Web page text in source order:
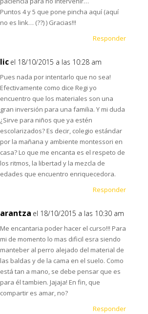
Puntos 4 y 5 que pone pincha aquí (aquí
no es link… (??) ) Gracias!!!
Responder
lic el 18/10/2015 a las 10:28 am
Pues nada por intentarlo que no sea!
Efectivamente como dice Regi yo
encuentro que los materiales son una
gran inversión para una familia. Y mi duda
¿Sirve para niños que ya estén
escolarizados? Es decir, colegio estándar
por la mañana y ambiente montessori en
casa? Lo que me encanta es el respeto de
los ritmos, la libertad y la mezcla de
edades que encuentro enriquecedora.
Responder
arantza el 18/10/2015 a las 10:30 am
Me encantaria poder hacer el curso!!! Para
mi de momento lo mas dificil esra siendo
manteber al perro alejado del material de
las baldas y de la cama en el suelo. Como
está tan a mano, se debe pensar que es
para él tambien. Jajaja! En fin, que
compartir es amar, no?
Responder